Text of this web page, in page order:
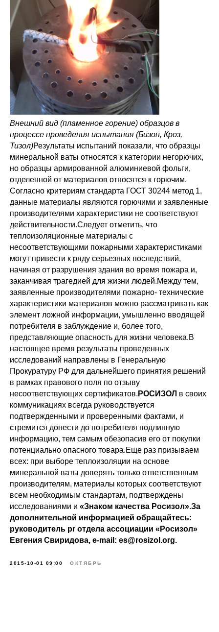
Внешний вид (пламенное горение) образцов в
процессе проведения испытания (Бизон, Кроз,
Тизол)Результаты испытаний показали, что образцы
минеральной ваты относятся к категории негорючих,
но образцы армированной алюминиевой фольги,
отделенной от материалов относятся к горючим.
Согласно критериям стандарта ГОСТ 30244 метод 1,
данные материалы являются горючими и заявленные
производителями характеристики не соответствуют
действительности.Следует отметить, что
теплоизоляционные материалы с
несоответствующими пожарными характеристиками
могут привести к ряду серьезных последствий,
начиная от разрушения здания во время пожара и,
заканчивая трагедией для жизни людей.Между тем,
заявленные производителями пожарно- технические
характеристики материалов можно рассматривать как
элемент ложной информации, умышленно вводящей
потребителя в заблуждение и, более того,
представляющие опасность для жизни человека.В
настоящее время результаты проведенных
исследований направлены в Генеральную
Прокуратуру РФ для дальнейшего принятия решений
в рамках правового поля по отзыву
несоответствующих сертификатов. РОСИЗОЛ в своих
коммуникациях всегда руководствуется
подтвержденными и проверенными фактами, и
стремится донести до потребителя подлинную
информацию, тем самым обезопасив его от покупки
потенциально опасного товара.Еще раз призываем
всех: при выборе теплоизоляции на основе
минеральной ваты доверять только ответственным
производителям, материалы которых соответствуют
всем необходимым стандартам, подтверждены
исследованиями и «Знаком качества Росизол».За
дополнительной информацией обращайтесь:
руководитель pr отдела ассоциации «Росизол»
Евгения Свиридова, e-mail: es@rosizol.org.
2015-10-01 09:00 ОКТЯБРЬ
© РОСИЗОЛ 2026
Об ассоциации
О минеральной вате
Новости ассоциации
Стандартизация